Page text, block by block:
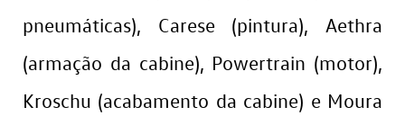
pneumáticas), Carese (pintura), Aethra
(armação da cabine), Powertrain (motor),
Kroschu (acabamento da cabine) e Moura